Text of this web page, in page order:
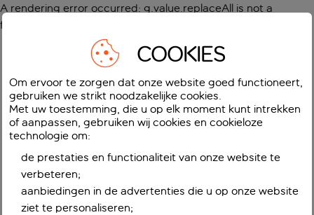
A rendering error occurred: g.value.replaceAll is not a
function
COOKIES
Om ervoor te zorgen dat onze website goed functioneert,
gebruiken we strikt noodzakelijke cookies.
Met uw toestemming, die u op elk moment kunt intrekken
of aanpassen, gebruiken wij cookies en cookieloze
technologie om:
de prestaties en functionaliteit van onze website te
verbeteren;
aanbiedingen in de advertenties die u op onze website
ziet te personaliseren;